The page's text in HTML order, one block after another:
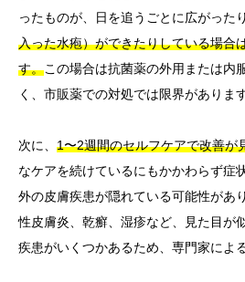
ったものが、日を追うごとに広がったり
入った水疱）ができたりしている場合
す。この場合は抗菌薬の外用または内
く、市販薬での対処では限界があります
次に、 1〜2週間のセルフケアで改善が
なケアを続けているにもかかわらず症
外の皮膚疾患が隠れている可能性があ
性皮膚炎、乾癬、湿疹など、見た目が
疾患がいくつかあるため、専門家によ